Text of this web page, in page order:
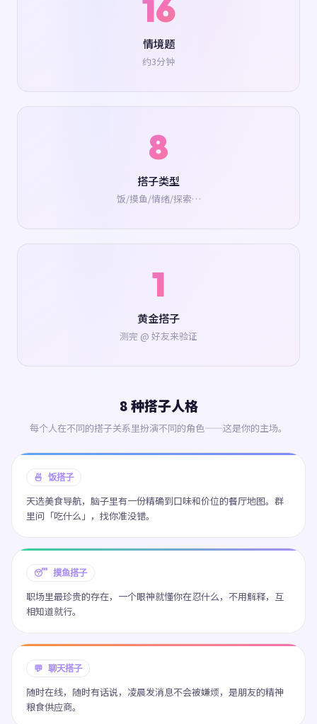
16
情境题
约3分钟
8
搭子类型
饭/摸鱼/情绪/探索…
1
黄金搭子
测完 @ 好友来验证
8 种搭子人格
每个人在不同的搭子关系里扮演不同的角色——这是你的主场。
🍜 饭搭子
天选美食导航，脑子里有一份精确到口味和价位的餐厅地图。群
里问「吃什么」，找你准没错。
😴 摸鱼搭子
职场里最珍贵的存在，一个眼神就懂你在忍什么，不用解释，互
相知道就行。
💬 聊天搭子
随时在线，随时有话说，凌晨发消息不会被嫌烦，是朋友的精神
粮食供应商。